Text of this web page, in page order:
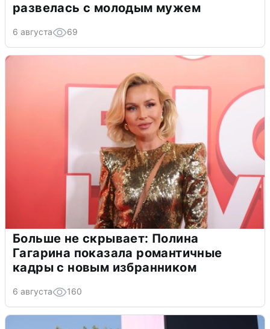
развелась с молодым мужем
6 августа 69
Больше не скрывает: Полина
Гагарина показала романтичные
кадры с новым избранником
6 августа 160